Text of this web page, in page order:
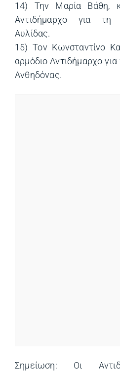
14) Την Μαρία Βάθη,
Αντιδήμαρχο για τη
Αυλίδας.
15) Τον Κωνσταντίνο
αρμόδιο Αντιδήμαρχο
Ανθηδόνας.
Σημείωση: Οι